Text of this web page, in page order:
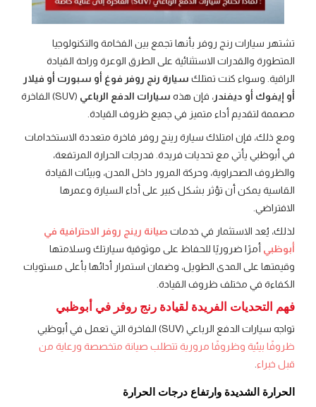
تشتهر سيارات رنج روفر بأنها تجمع بين الفخامة والتكنولوجيا
المتطورة والقدرات الاستثنائية على الطرق الوعرة وراحة القيادة
الراقية. وسواء كنت تمتلك سيارة رنج روفر فوغ أو سبورت أو فيلار
أو إيفوك أو ديفندر، فإن هذه سيارات الدفع الرباعي
(SUV) الفاخرة
مصممة لتقديم أداء متميز في جميع ظروف القيادة.
ومع ذلك، فإن امتلاك سيارة رينج روفر فاخرة متعددة الاستخدامات
في أبوظبي يأتي مع تحديات فريدة. فدرجات الحرارة المرتفعة،
والظروف الصحراوية، وحركة المرور داخل المدن، وبيئات القيادة
القاسية يمكن أن تؤثر بشكل كبير على أداء السيارة وعمرها
الافتراضي.
لذلك، يُعد الاستثمار في خدمات صيانة رينج روفر الاحترافية في
أبوظبي أمرًا ضروريًا للحفاظ على موثوقية سيارتك وسلامتها
وقيمتها على المدى الطويل، وضمان استمرار أدائها بأعلى مستويات
الكفاءة في مختلف ظروف القيادة.
فهم التحديات الفريدة لقيادة رنج روفر في أبوظبي
تواجه سيارات الدفع الرباعي (SUV) الفاخرة التي تعمل في أبوظبي
ظروفًا بيئية وظروفًا مرورية تتطلب صيانة متخصصة ورعاية من
قبل خبراء
الحرارة الشديدة وارتفاع درجات الحرارة